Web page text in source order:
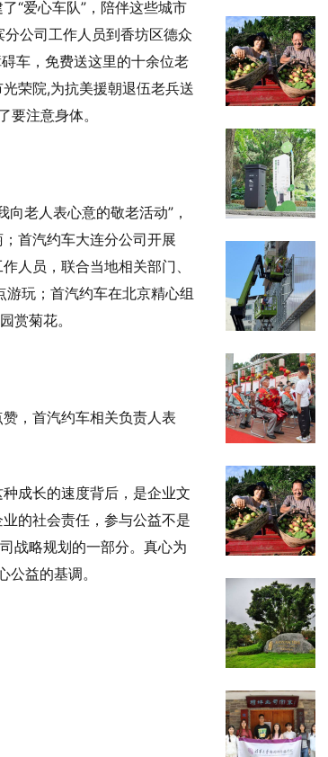
“爱心车队”，陪伴这些城市
公司工作人员到香坊区德众
车，免费送这里的十余位老
荣院,为抗美援朝退伍老兵送
注意身体。
老人表心意的敬老活动”，
首汽约车大连分公司开展
人员，联合当地相关部门、
玩；首汽约车在北京精心组
赏菊花。
，首汽约车相关负责人表
成长的速度背后，是企业文
的社会责任，参与公益不是
战略规划的一部分。真心为
益的基调。